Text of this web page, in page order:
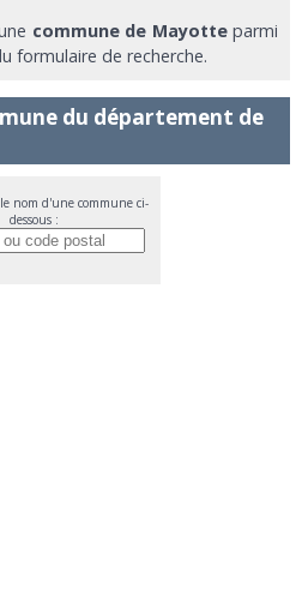
commune de Mayotteparmi
formulaire de recherche.
du département de
nom d'une commune ci-
dessous :